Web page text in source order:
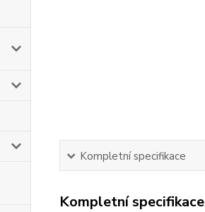
Kompletní specifikace
Kompletní specifikace